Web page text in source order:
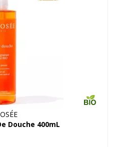
Douche 400mL